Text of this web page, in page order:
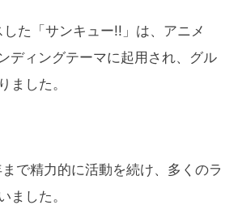
た「サンキュー!!」は、アニメ
ディングテーマに起用され、グル
ました。
で精力的に活動を続け、多くのラ
ました。